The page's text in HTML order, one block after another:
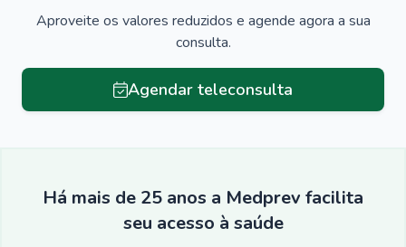
Aproveite os valores reduzidos e agende agora a sua
consulta.
Agendar teleconsulta
Há mais de 25 anos a Medprev facilita
seu acesso à saúde